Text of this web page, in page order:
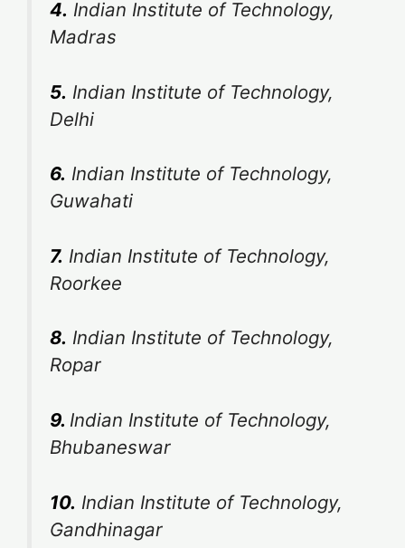
4. Indian Institute of Technology,
Madras
5. Indian Institute of Technology,
Delhi
6. Indian Institute of Technology,
Guwahati
7. Indian Institute of Technology,
Roorkee
8. Indian Institute of Technology,
Ropar
9. Indian Institute of Technology,
Bhubaneswar
10. Indian Institute of Technology,
Gandhinagar